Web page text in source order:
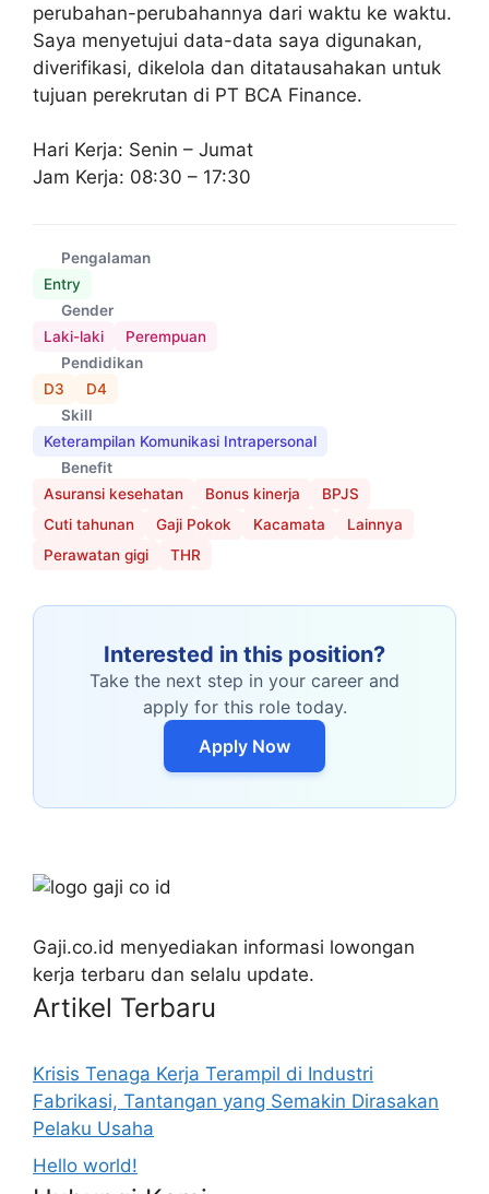
perubahan-perubahannya dari waktu ke waktu.
Saya menyetujui data-data saya digunakan,
diverifikasi, dikelola dan ditatausahakan untuk
tujuan perekrutan di PT BCA Finance.
Hari Kerja: Senin – Jumat
Jam Kerja: 08:30 – 17:30
Pengalaman
Entry
Gender
Laki-laki
Perempuan
Pendidikan
D3
D4
Skill
Keterampilan Komunikasi Intrapersonal
Benefit
Asuransi kesehatan
Bonus kinerja
BPJS
Cuti tahunan
Gaji Pokok Kacamata
Lainnya
Perawatan gigi
THR
Interested in this position?
Take the next step in your career and
apply for this role today.
Apply Now
Gaji.co.id menyediakan informasi lowongan
kerja terbaru dan selalu update.
Artikel Terbaru
Krisis Tenaga Kerja Terampil di Industri
Fabrikasi, Tantangan yang Semakin Dirasakan
Pelaku Usaha
Hello world!